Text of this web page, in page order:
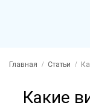
Главная Статьи
Какие